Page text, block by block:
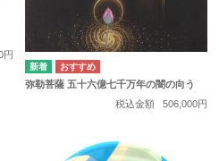
円
弥勒菩薩 五十六億七千万年の闇の向う
税込金額
506,000円